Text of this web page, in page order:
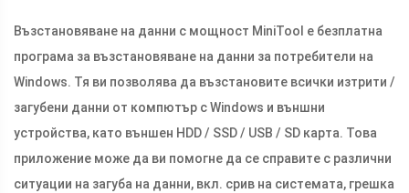
Възстановяване на данни с мощност MiniTool е безплатна
програма за възстановяване на данни за потребители на
Windows. Тя ви позволява да възстановите всички изтрити /
загубени данни от компютър с Windows и външни
устройства, като външен HDD / SSD / USB / SD карта. Това
приложение може да ви помогне да се справите с различни
ситуации на загуба на данни, вкл. срив на системата, грешка